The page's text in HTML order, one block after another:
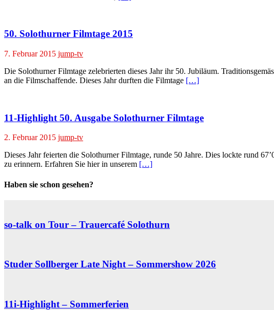
50. Solothurner Filmtage 2015
7. Februar 2015 jump-tv
Die Solothurner Filmtage zelebrierten dieses Jahr ihr 50. Jubiläum.
an die Filmschaffende. Dieses Jahr durften die Filmtage […]
11-Highlight 50. Ausgabe Solothurner Filmtage
2. Februar 2015 jump-tv
Dieses Jahr feierten die Solothurner Filmtage, runde 50 Jahre. Dies lockte rund
zu erinnern. Erfahren Sie hier in unserem […]
Haben sie schon gesehen?
so-talk on Tour – Trauercafé Solothurn
Studer Sollberger Late Night – Sommershow 2026
11i-Highlight – Sommerferien